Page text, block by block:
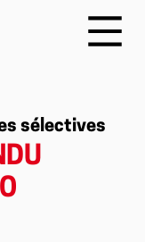
sélectives